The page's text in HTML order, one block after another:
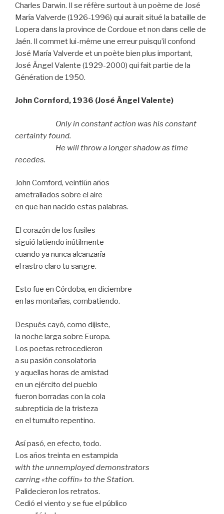
Charles Darwin. Il se réfère surtout à un poème de José
María Valverde (1926-1996) qui aurait situé la bataille de
Lopera dans la province de Cordoue et non dans celle de
Jaén. Il commet lui-même une erreur puisqu’il confond
José María Valverde et un poète bien plus important,
José Ángel Valente (1929-2000) qui fait partie de la
Génération de 1950.
John Cornford, 1936 (José Ángel Valente)
Only in constant action was his constant
certainty found.
He will throw a longer shadow as time
recedes.
John Cornford, veintiún años
ametrallados sobre el aire
en que han nacido estas palabras.
El corazón de los fusiles
siguió latiendo inútilmente
cuando ya nunca alcanzaría
el rastro claro tu sangre.
Esto fue en Córdoba, en diciembre
en las montañas, combatiendo.
Después cayó, como dijiste,
la noche larga sobre Europa.
Los poetas retrocedieron
a su pasión consolatoria
y aquellas horas de amistad
en un ejército del pueblo
fueron borradas con la cola
subrepticia de la tristeza
en el tumulto repentino.
Así pasó, en efecto, todo.
Los años treinta en estampida
with the unnemployed demonstrators
carring «the coffin» to the Station.
Palidecieron los retratos.
Cedió el viento y se fue el público